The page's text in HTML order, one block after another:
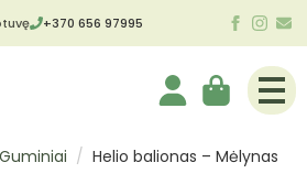
+370 656 97995
Guminiai
Helio balionas – Mėlynas